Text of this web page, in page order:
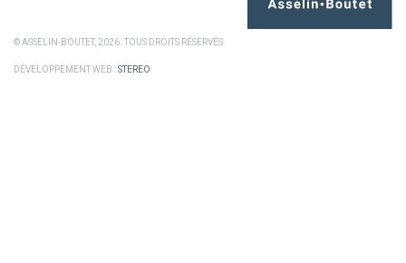
© ASSELIN-BOUTET, 2026. TOUS DROITS RÉSERVÉS.
DÉVELOPPEMENT WEB :STEREO